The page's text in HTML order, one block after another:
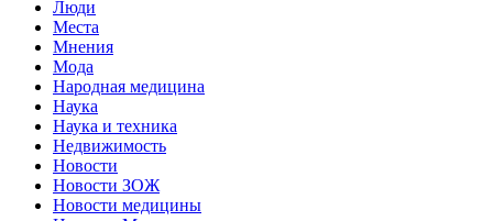
Люди
Места
Мнения
Мода
Народная медицина
Наука
Наука и техника
Недвижимость
Новости
Новости ЗОЖ
Новости медицины